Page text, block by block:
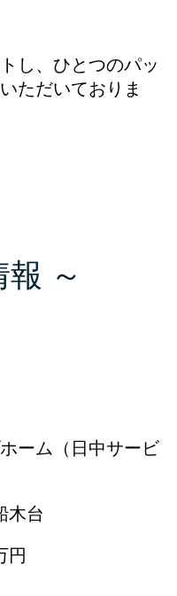
し、ひとつのパッ
ただいておりま
報 ～
ーム（日中サービ
木台
円